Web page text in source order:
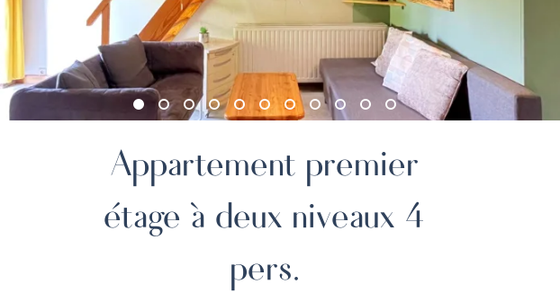
Appartement premier
étage à deux niveaux 4
pers.